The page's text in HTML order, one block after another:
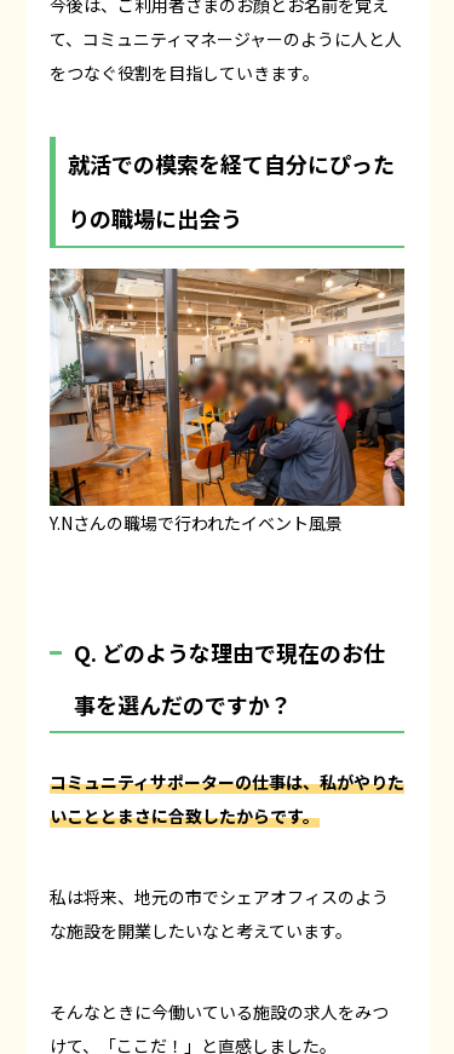
今後は、ご利用者さまのお顔とお名前を覚え
て、コミュニティマネージャーのように人と人
をつなぐ役割を目指していきます。
就活での模索を経て自分にぴった
りの職場に出会う
Y.Nさんの職場で行われたイベント風景
Q. どのような理由で現在のお仕
事を選んだのですか？
コミュニティサポーターの仕事は、私がやりた
いこととまさに合致したからです。
私は将来、地元の市でシェアオフィスのよう
な施設を開業したいなと考えています。
そんなときに今働いている施設の求人をみつ
けて、「ここだ！」と直感しました。